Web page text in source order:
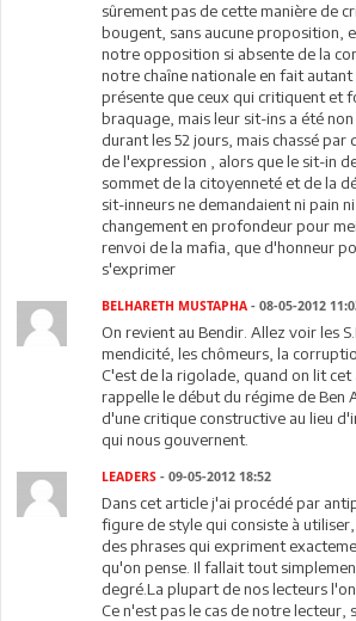
sûrement pas de cette manière de
bougent, sans aucune proposition,
notre opposition si absente de la
notre chaîne nationale en fait
présente que ceux qui critiquent et
braquage, mais leur sit-ins a été
durant les 52 jours, mais chassé
de l'expression , alors que le sit-in
sommet de la citoyenneté et de la
sit-inneurs ne demandaient ni pain
changement en profondeur pour
renvoi de la mafia, que d'honneur
s'exprimer
BELHARETH MUSTAPHA - 08-05-2012
On revient au Bendir. Allez voir les
mendicité, les chômeurs, la
C'est de la rigolade, quand on lit cet
rappelle le début du régime de Ben
d'une critique constructive au lieu
qui nous gouvernent.
LEADERS - 09-05-2012 18:52
Dans cet article j'ai procédé par
figure de style qui consiste à
des phrases qui expriment
qu'on pense. Il fallait tout
degré.La plupart de nos lecteurs
Ce n'est pas le cas de notre lecteur,